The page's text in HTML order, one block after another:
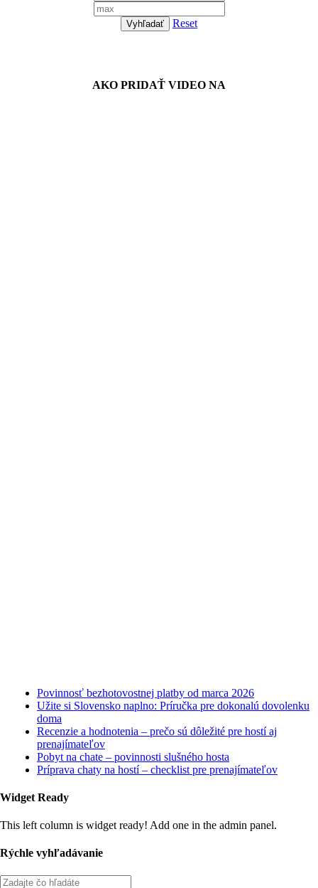
Vyhľadať Reset
AKO PRIDAŤ VIDEO NA
Povinnosť bezhotovostnej platby od marca 2026
Užite si Slovensko naplno: Príručka pre dokonalú dovolenku
doma
Recenzie a hodnotenia – prečo sú dôležité pre hostí aj
prenajímateľov
Pobyt na chate – povinnosti slušného hosta
Príprava chaty na hostí – checklist pre prenajímateľov
Widget Ready
This left column is widget ready! Add one in the admin panel.
Rýchle vyhľadávanie